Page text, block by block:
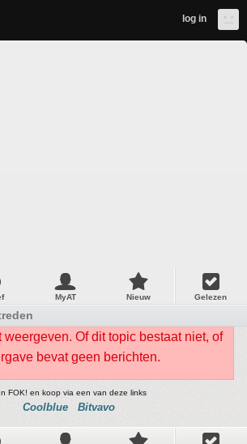
log in
MyAT Nieuw Gelezen
weergeven. Of dit topic bestaat niet, of
bevat geen berichten.
FOK! en koop via een van deze links
Coolblue Bitvavo